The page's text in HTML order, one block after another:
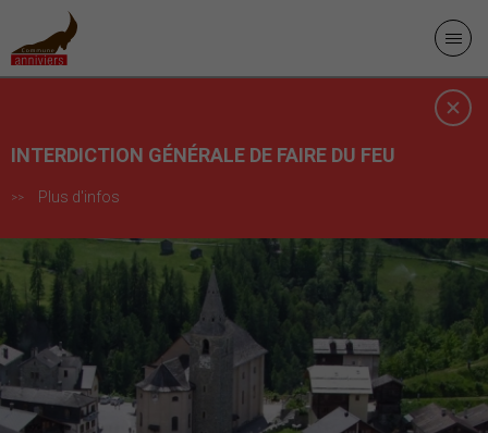
INTERDICTION GÉNÉRALE DE FAIRE DU FEU
Plus d'infos